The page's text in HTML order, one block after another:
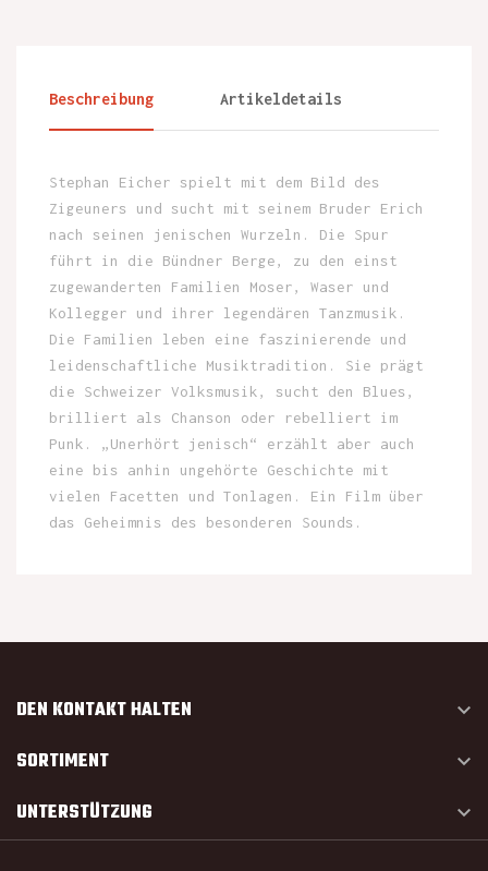
Beschreibung Artikeldetails
Stephan Eicher spielt mit dem Bild des
Zigeuners und sucht mit seinem Bruder Erich
nach seinen jenischen Wurzeln. Die Spur
führt in die Bündner Berge, zu den einst
zugewanderten Familien Moser, Waser und
Kollegger und ihrer legendären Tanzmusik.
Die Familien leben eine faszinierende und
leidenschaftliche Musiktradition. Sie prägt
die Schweizer Volksmusik, sucht den Blues,
brilliert als Chanson oder rebelliert im
Punk. „Unerhört jenisch“ erzählt aber auch
eine bis anhin ungehörte Geschichte mit
vielen Facetten und Tonlagen. Ein Film über
das Geheimnis des besonderen Sounds.
DEN KONTAKT HALTEN 
SORTIMENT 
UNTERSTÜTZUNG 